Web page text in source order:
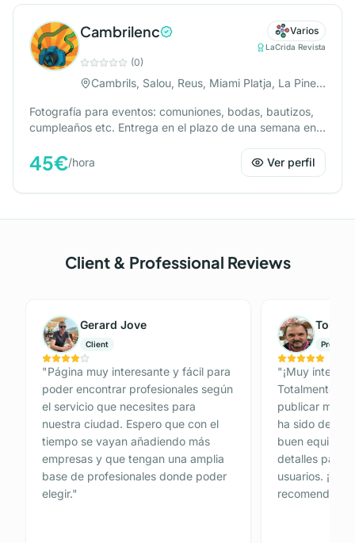
Cambrilenc Varios
LaCrida Revista
(0)
Cambrils, Salou, Reus, Miami Platja, La Pineda, Vilaseca
Fotografía para eventos: comuniones, bodas, bautizos,
cumpleaños etc. Entrega en el plazo de una semana en
027 kilómetro. Consultar disponibilidad.
45€/hora Ver perfil
Client & Professional Reviews
Gerard Jove
Client
"Página muy interesante y fácil para
poder encontrar profesionales según
el servicio que necesites para
nuestra ciudad. Espero que con el
tiempo se vayan añadiendo más
empresas y que tengan una amplia
base de profesionales donde poder
elegir."
Tomás
"¡Muy
Totalmente
publicar mi
ha sido de 10.
buen equipo
detalles para
usuarios.
recomendada!